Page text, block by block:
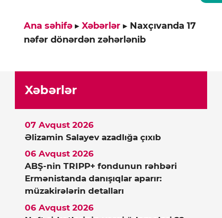
Ana səhifə ▸ Xəbərlər ▸ Naxçıvanda 17
nəfər dönərdən zəhərlənib
Xəbərlər
Əlizamin Salayev azadlığa çıxıb
07 Avqust 2026
ABŞ-nin TRIPP+ fondunun rəhbəri
Ermənistanda danışıqlar aparır:
müzakirələrin detalları
06 Avqust 2026
06 Avqust 2026